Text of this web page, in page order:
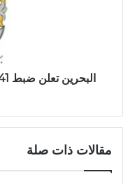
مقالات ذات صلة